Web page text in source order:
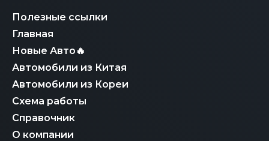
Корея до конечного покупателя в Российской
Федерации, гарантируя прозрачный и безопасный
инвестиционный процесс.
ваш Audi S3 будет полностью готов к эксплуатации в
Полезные ссылки
Главная
Новые Авто🔥
Автомобили из Китая
Автомобили из Кореи
Схема работы
Справочник
О компании